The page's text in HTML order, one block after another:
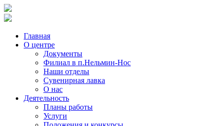
Главная
О центре
Документы
Филиал в п.Нельмин-Нос
Наши отделы
Сувенирная лавка
О нас
Деятельность
Планы работы
Услуги